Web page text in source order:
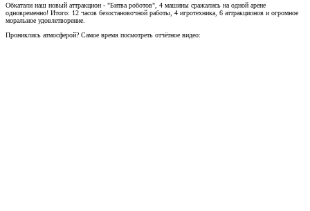
Обкатали наш новый аттракцион - "Битва роботов", 4 машины сражались на одной арене
одновременно! Итого: 12 часов безостановочной работы, 4 игротехника, 6 аттракционов и огромное
моральное удовлетворение.
Прониклись атмосферой? Самое время посмотреть отчётное видео: